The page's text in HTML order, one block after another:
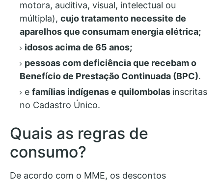
motora, auditiva, visual, intelectual ou
múltipla), cujo tratamento necessite de
aparelhos que consumam energia elétrica;
idosos acima de 65 anos;
pessoas com deficiência que recebam o
Benefício de Prestação Continuada (BPC).
e famílias indígenas e quilombolas inscritas
no Cadastro Único.
Quais as regras de
consumo?
De acordo com o MME, os descontos